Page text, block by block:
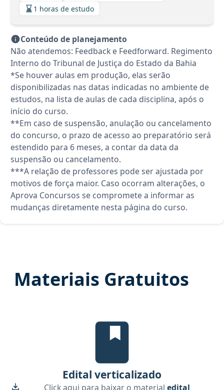
1 horas de estudo
Conteúdo de planejamento
Não atendemos: Feedback e Feedforward. Regimento
Interno do Tribunal de Justiça do Estado da Bahia
*Se houver aulas em produção, elas serão
disponibilizadas nas datas indicadas no ambiente de
estudos, na lista de aulas de cada disciplina, após o
início do curso.
**Em caso de suspensão, anulação ou cancelamento
do concurso, o prazo de acesso ao preparatório será
estendido para 6 meses, a contar da data da
suspensão ou cancelamento.
***A relação de professores pode ser ajustada por
motivos de força maior. Caso ocorram alterações, o
Aprova Concursos se compromete a informar as
mudanças diretamente nesta página do curso.
Materiais Gratuitos
Edital Verticalizado, material
Edital verticalizado
Click aqui para baixar o materialedital